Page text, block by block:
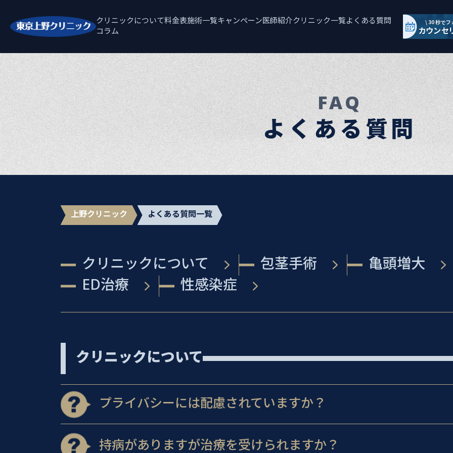
クリニックについて料金表施術一覧キャンペーン医師紹介クリニック一覧よくある質問
コラム
FAQ
よくある質問
上野クリニック よくある質問一覧
クリニックについて 包茎手術
亀頭増大
ED治療
性感染症
クリニックについて
プライバシーには配慮されていますか？
持病がありますが治療を受けられますか？